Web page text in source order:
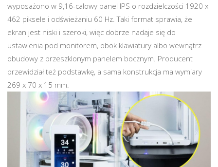
wyposażono w 9,16-calowy panel IPS o rozdzielczości 1920 x
462 piksele i odświeżaniu 60 Hz. Taki format sprawia, że
ekran jest niski i szeroki, więc dobrze nadaje się do
ustawienia pod monitorem, obok klawiatury albo wewnątrz
obudowy z przeszklonym panelem bocznym. Producent
przewidział też podstawkę, a sama konstrukcja ma wymiary
269 x 70 x 15 mm.